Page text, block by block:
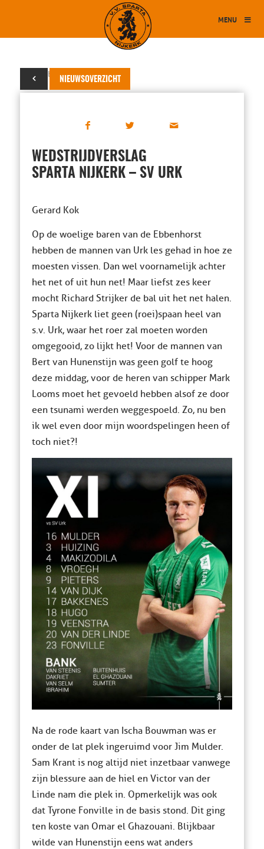
MENU
NIEUWSOVERZICHT
25 oktober 2025
WEDSTRIJDVERSLAG
SPARTA NIJKERK – SV URK
Gerard Kok
Op de woelige baren van de Ebbenhorst
hebben de mannen van Urk les gehad in hoe ze
moesten vissen. Dan wel voornamelijk achter
het net of uit hun net! Maar liefst zes keer
mocht Richard Strijker de bal uit het net halen.
Sparta Nijkerk liet geen (roei)spaan heel van
s.v. Urk, waar het roer zal moeten worden
omgegooid, zo lijkt het! Voor de mannen van
Bert van Hunenstijn was geen golf te hoog
deze middag, voor de heren van schipper Mark
Looms moet het gevoeld hebben alsof ze door
een tsunami werden weggespoeld. Zo, nu ben
ik wel even door mijn woordspelingen heen of
toch niet?!
Na de rode kaart van Ischa Bouwman was er
onder de lat plek ingeruimd voor Jim Mulder.
Sam Krant is nog altijd niet inzetbaar vanwege
zijn blessure aan de hiel en Victor van der
Linde nam die plek in. Opmerkelijk was ook
dat Tyrone Fonville in de basis stond. Dit ging
ten koste van Omar el Ghazouani. Blijkbaar
wilde van Hunenstijn eens wat anders